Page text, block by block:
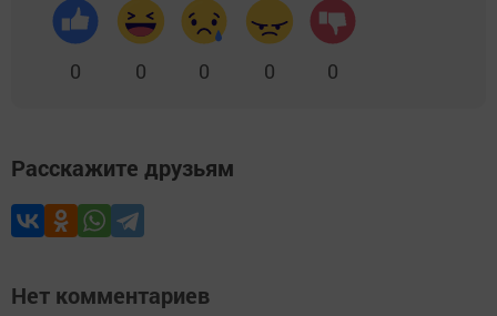
0 0 0 0 0
Расскажите друзьям
Нет комментариев